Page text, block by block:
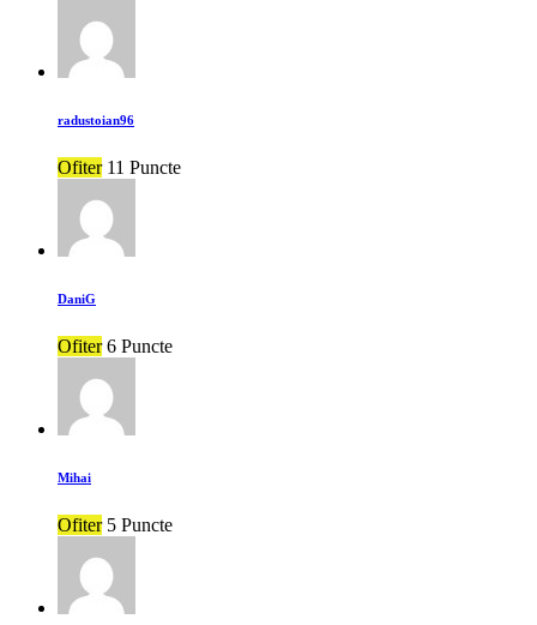
radustoian96
Ofiter 11 Puncte
DaniG
Ofiter 6 Puncte
Mihai
Ofiter 5 Puncte